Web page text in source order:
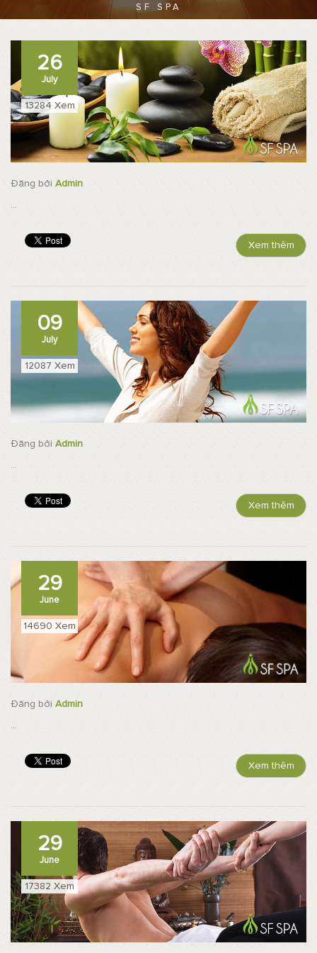
SF SPA
26
July
13284 Xem
Đăng bởi Admin
...
Xem thêm
09
July
12087 Xem
Đăng bởi Admin
...
Xem thêm
29
June
14690 Xem
Đăng bởi Admin
...
Xem thêm
29
June
17382 Xem